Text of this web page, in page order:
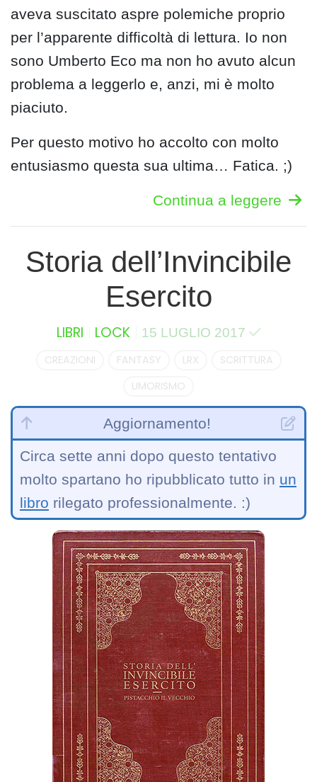
aveva suscitato aspre polemiche proprio
per l’apparente difficoltà di lettura. Io non
sono Umberto Eco ma non ho avuto alcun
problema a leggerlo e, anzi, mi è molto
piaciuto.
Per questo motivo ho accolto con molto
entusiasmo questa sua ultima… Fatica. ;)
Continua a leggere
Storia dell’Invincibile
Esercito
LIBRI LOCK 15 LUGLIO 2017
CREAZIONI FANTASY LRX
SCRITTURA
UMORISMO
Aggiornamento!
Circa sette anni dopo questo tentativo
molto spartano ho ripubblicato tutto in un
libro rilegato professionalmente. :)